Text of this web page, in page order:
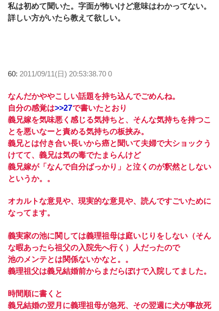
私は初めて聞いた。字面が怖いけど意味はわかってない。
詳しい方がいたら教えて欲しい。
60: 2011/09/11(日) 20:53:38.70 0
なんだかややこしい話題を持ち込んでごめんね。
自分の感覚は>>27で書いたとおり
義兄嫁を気味悪く感じる気持ちと、そんな気持ちを持つこ
とを悪いなーと責める気持ちの板挟み。
義兄とは付き合い長いから癌と聞いて夫婦で大ショックう
けてて、義兄は気の毒でたまらんけど
義兄嫁が「なんで自分ばっかり」と泣くのが釈然としない
というか。。
オカルトな意見や、現実的な意見や、読んですごいために
なってます。
義実家の池に関しては義理祖母は庭いじりをしない（そん
な暇あったら祖父の入院先へ行く）人だったので
池のメンテとは関係ないかなと。。
義理祖父は義兄結婚前からまだらぼけで入院してました。
時間順に書くと
義兄結婚の翌月に義理祖母が急死、その翌週に犬が事故死